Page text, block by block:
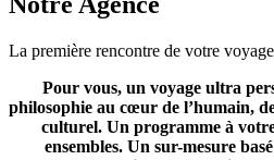
La première rencontre de votre
Pour vous, un voyage ultra
philosophie au cœur de l’humain,
culturel. Un programme à
ensembles. Un sur-mesure